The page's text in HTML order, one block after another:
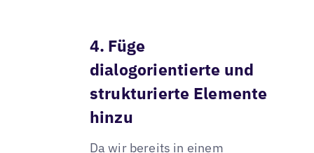
4. Füge
dialogorientierte und
strukturierte Elemente
hinzu
Da wir bereits in einem